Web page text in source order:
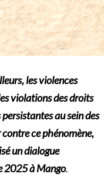
les violences
violations des droits
au sein des
ce phénomène,
un dialogue
2025 à Mango.